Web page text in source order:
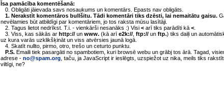
Īsa pamācība komentēšanā:
0. Obligāti jāievada savs nosaukums un komentārs. Epasts nav obligāts.
1. Nerakstīt komentāros bullšitu. Tādi komentāri tiks dzēsti, lai nemaitātu gaisu.
nevēlamies būt atbildīgi par komentāriem, jo tos raksta mūsu lasītāji.
2. Tagus lietot nedrīkst. T.i. - vienkārši nesanāks :) Visi < arī tiks parādīti kā <
3. Viss, kas sākās ar http:// un www. (kā arī e2k:// ftp:// un ftp.) tiks daiļi un
uz kura varās uzklikšķināt un viss atvērsies jaunā logā.
4. Skatīt nullto, pirmo, otro, trešo un ceturto punktu.
P.S. Emaili tiek pasargāti no spambotiem, kuri browsē webu un grābj tos ārā. Tagad,
adrese - no@spam.org , taču, ja JavaScript ir ieslēgts, uzspiežot uz nika, meils tiks
viltīgi, ne?